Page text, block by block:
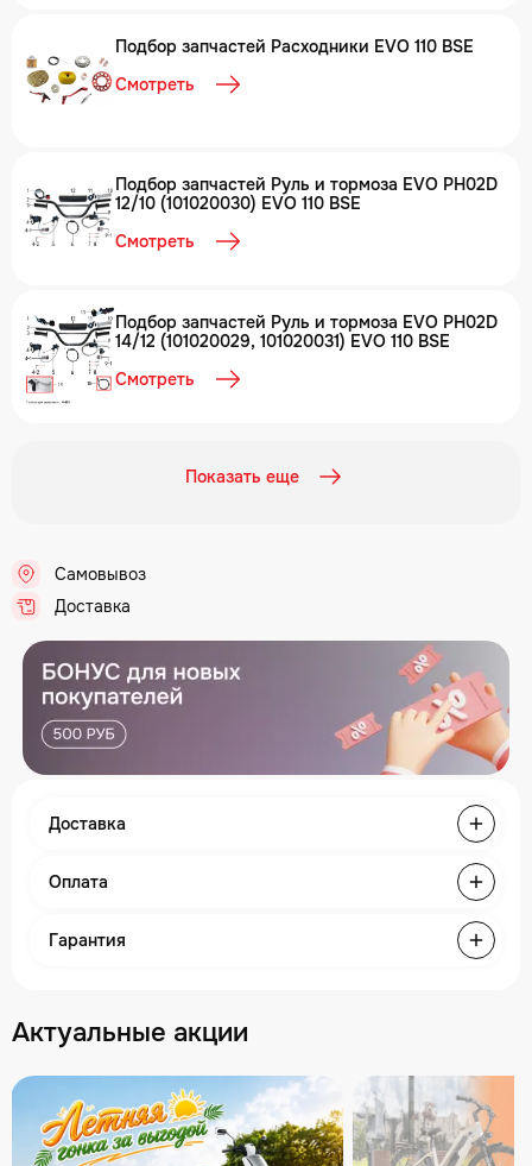
Самовывоз
Доставка
Подбор запчастей Расходники EVO 110 BSE
Смотреть
Подбор запчастей Руль и тормоза EVO PH02D
12/10 (101020030) EVO 110 BSE
Смотреть
Подбор запчастей Руль и тормоза EVO PH02D
14/12 (101020029, 101020031) EVO 110 BSE
Смотреть
Показать еще
Доставка
Оплата
Гарантия
Актуальные акции